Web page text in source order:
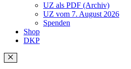
UZ als PDF (Archiv)
UZ vom 7. August 2026
Spenden
Shop
DKP
Schließen